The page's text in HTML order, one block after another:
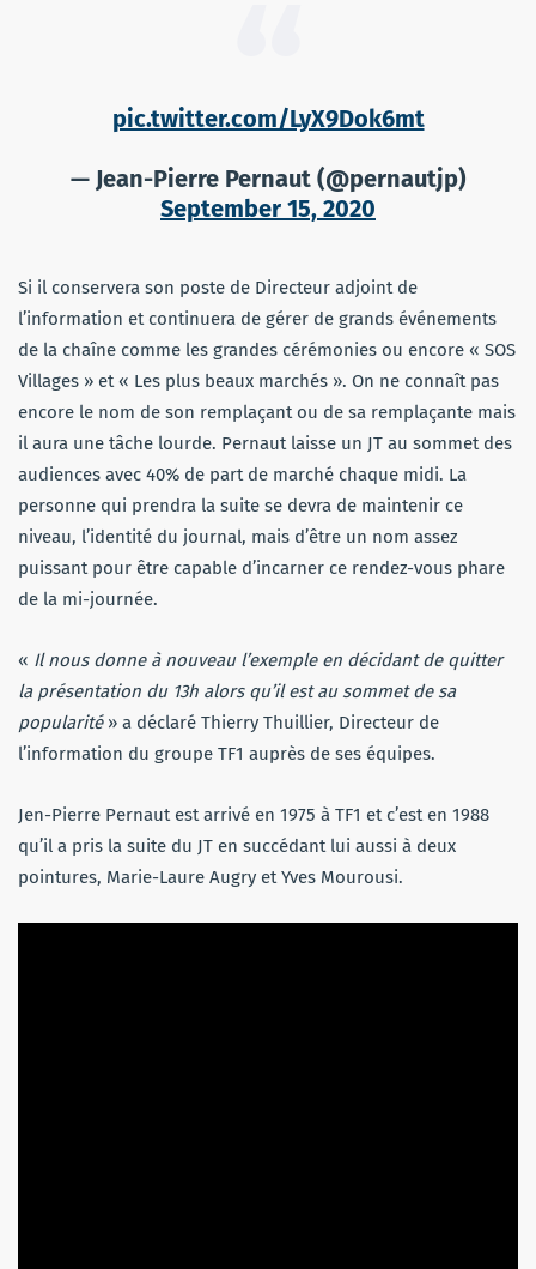
pic.twitter.com/LyX9Dok6mt
— Jean-Pierre Pernaut (@pernautjp)
September 15, 2020
Si il conservera son poste de Directeur adjoint de
l’information et continuera de gérer de grands événements
de la chaîne comme les grandes cérémonies ou encore « SOS
Villages » et « Les plus beaux marchés ». On ne connaît pas
encore le nom de son remplaçant ou de sa remplaçante mais
il aura une tâche lourde. Pernaut laisse un JT au sommet des
audiences avec 40% de part de marché chaque midi. La
personne qui prendra la suite se devra de maintenir ce
niveau, l’identité du journal, mais d’être un nom assez
puissant pour être capable d’incarner ce rendez-vous phare
de la mi-journée.
« Il nous donne à nouveau l’exemple en décidant de quitter
la présentation du 13h alors qu’il est au sommet de sa
popularité» a déclaré Thierry Thuillier, Directeur de
l’information du groupe TF1 auprès de ses équipes.
Jen-Pierre Pernaut est arrivé en 1975 à TF1 et c’est en 1988
qu’il a pris la suite du JT en succédant lui aussi à deux
pointures, Marie-Laure Augry et Yves Mourousi.